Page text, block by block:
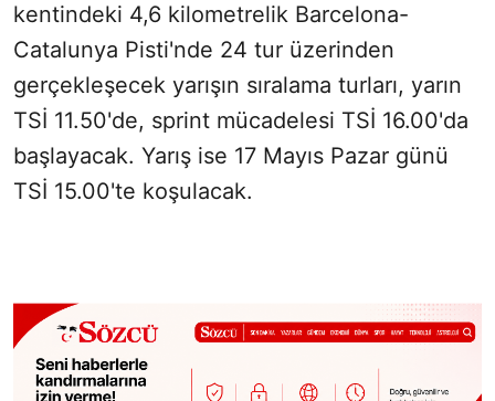
kentindeki 4,6 kilometrelik Barcelona-
Catalunya Pisti'nde 24 tur üzerinden
gerçekleşecek yarışın sıralama turları, yarın
TSİ 11.50'de, sprint mücadelesi TSİ 16.00'da
başlayacak. Yarış ise 17 Mayıs Pazar günü
TSİ 15.00'te koşulacak.